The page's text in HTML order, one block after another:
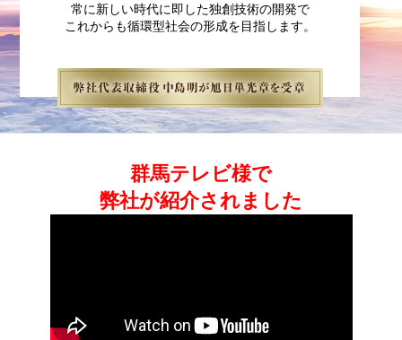
常に新しい時代に即した独創技術の開発で
これからも循環型社会の形成を目指します。
群馬テレビ様で
弊社が紹介されました